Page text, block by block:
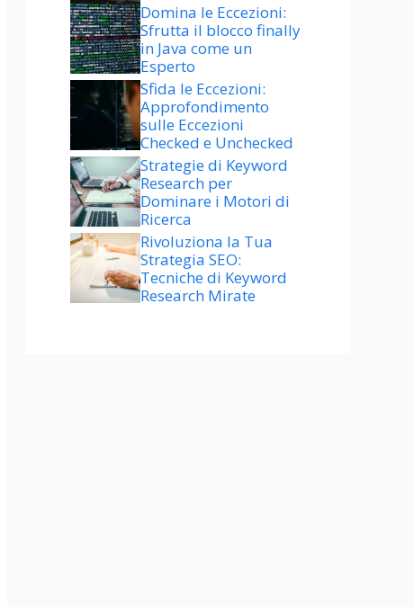
Domina le Eccezioni:
Sfrutta il blocco finally
in Java come un
Esperto
Sfida le Eccezioni:
Approfondimento
sulle Eccezioni
Checked e Unchecked
Strategie di Keyword
Research per
Dominare i Motori di
Ricerca
Rivoluziona la Tua
Strategia SEO:
Tecniche di Keyword
Research Mirate